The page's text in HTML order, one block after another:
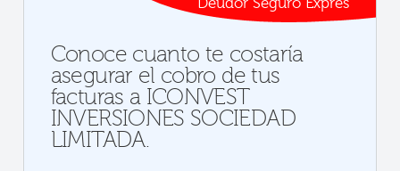
Conoce cuanto te costaría
asegurar el cobro de tus
facturas a ICONVEST
INVERSIONES SOCIEDAD
LIMITADA.